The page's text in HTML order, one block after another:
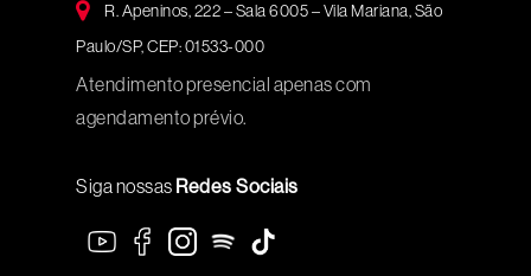
R. Apeninos, 222 – Sala 6005 – Vila Mariana, São
Paulo/SP, CEP: 01533-000
Atendimento presencial apenas com
agendamento prévio.
Siga nossas Redes Sociais